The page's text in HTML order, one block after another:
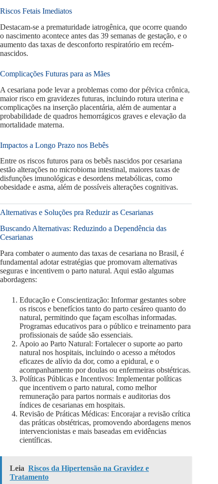
Riscos Fetais Imediatos
Destacam-se a prematuridade iatrogênica, que ocorre quando
o nascimento acontece antes das 39 semanas de gestação, e o
aumento das taxas de desconforto respiratório em recém-
nascidos.
Complicações Futuras para as Mães
A cesariana pode levar a problemas como dor pélvica crônica,
maior risco em gravidezes futuras, incluindo rotura uterina e
complicações na inserção placentária, além de aumentar a
probabilidade de quadros hemorrágicos graves e elevação da
mortalidade materna.
Impactos a Longo Prazo nos Bebês
Entre os riscos futuros para os bebês nascidos por cesariana
estão alterações no microbioma intestinal, maiores taxas de
disfunções imunológicas e desordens metabólicas, como
obesidade e asma, além de possíveis alterações cognitivas.
Alternativas e Soluções pra Reduzir as Cesarianas
Buscando Alternativas: Reduzindo a Dependência das
Cesarianas
Para combater o aumento das taxas de cesariana no Brasil, é
fundamental adotar estratégias que promovam alternativas
seguras e incentivem o parto natural. Aqui estão algumas
abordagens:
Educação e Conscientização: Informar gestantes sobre
os riscos e benefícios tanto do parto cesáreo quanto do
natural, permitindo que façam escolhas informadas.
Programas educativos para o público e treinamento para
profissionais de saúde são essenciais.
Apoio ao Parto Natural: Fortalecer o suporte ao parto
natural nos hospitais, incluindo o acesso a métodos
eficazes de alívio da dor, como a epidural, e o
acompanhamento por doulas ou enfermeiras obstétricas.
Políticas Públicas e Incentivos: Implementar políticas
que incentivem o parto natural, como melhor
remuneração para partos normais e auditorias dos
índices de cesarianas em hospitais.
Revisão de Práticas Médicas: Encorajar a revisão crítica
das práticas obstétricas, promovendo abordagens menos
intervencionistas e mais baseadas em evidências
científicas.
Leia Riscos da Hipertensão na Gravidez e
Tratamento